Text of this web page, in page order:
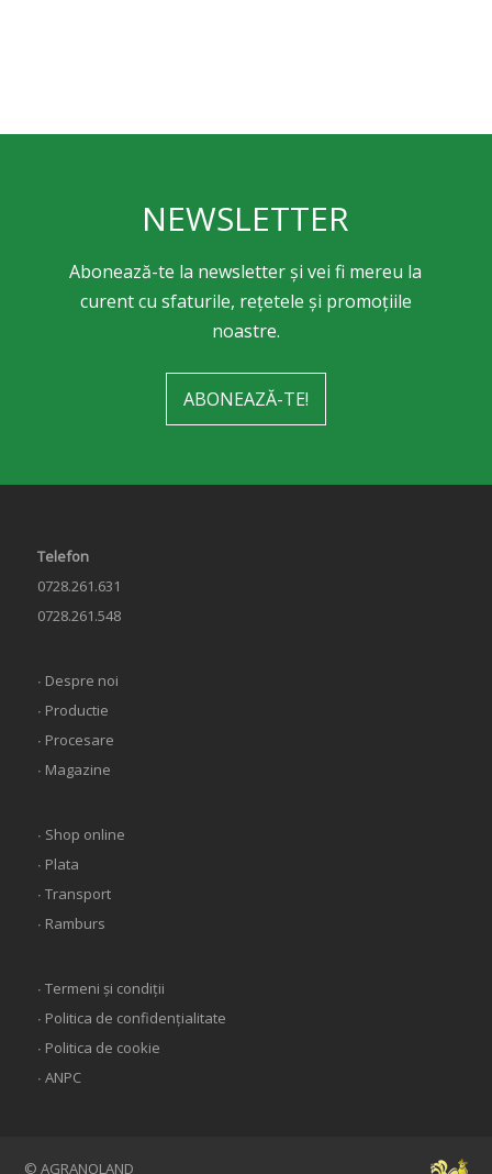
NEWSLETTER
Abonează-te la newsletter și vei fi mereu la
curent cu sfaturile, rețetele și promoțiile
noastre.
ABONEAZĂ-TE!
Telefon
0728.261.631
0728.261.548
∙ Despre noi
∙ Productie
∙ Procesare
∙ Magazine
∙ Shop online
∙ Plata
∙ Transport
∙ Ramburs
∙ Termeni și condiții
∙ Politica de confidențialitate
∙ Politica de cookie
∙ ANPC
© AGRANOLAND